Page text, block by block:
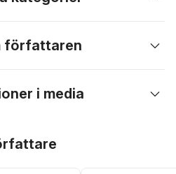
författaren
i media